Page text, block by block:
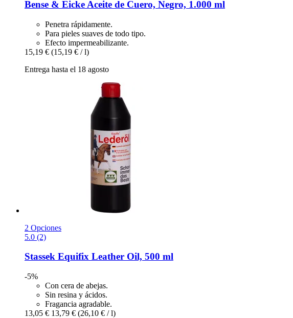
Bense & Eicke Aceite de Cuero, Negro, 1.000 ml
Penetra rápidamente.
Para pieles suaves de todo tipo.
Efecto impermeabilizante.
15,19 € (15,19 € / l)
Entrega hasta el 18 agosto
2 Opciones
5.0 (2)
Stassek Equifix Leather Oil, 500 ml
-5%
Con cera de abejas.
Sin resina y ácidos.
Fragancia agradable.
13,05 € 13,79 € (26,10 € / l)